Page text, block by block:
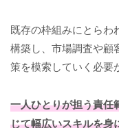
既存の枠組みにとらわ
構築し、市場調査や顧
策を模索していく必要
一人ひとりが担う責任
じて幅広いスキルを身